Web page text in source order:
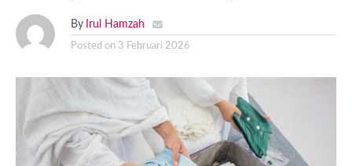
By Irul Hamzah
Posted on 3 Februari 2026